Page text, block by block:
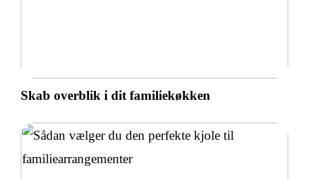
Skab overblik i dit familiekøkken